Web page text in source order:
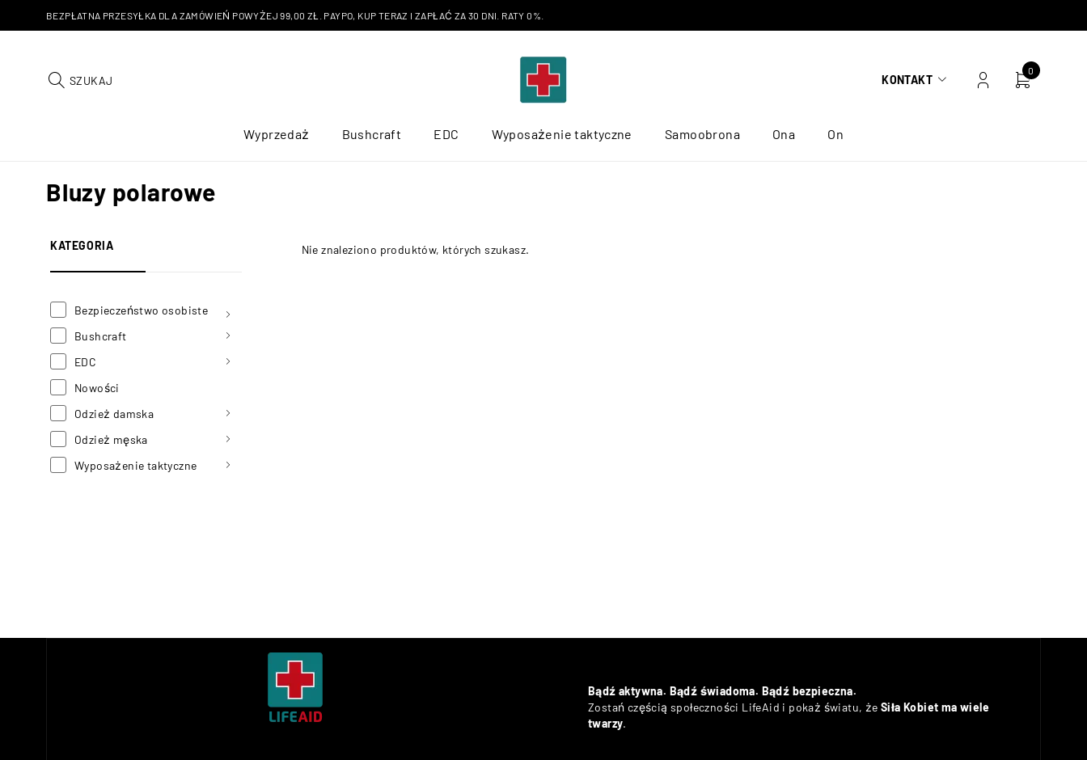
BEZPŁATNA PRZESYŁKA DLA ZAMÓWIEŃ POWYŻEJ 99,00 ZŁ. PAYPO, KUP TERAZ I ZAPŁAĆ ZA 30 DNI. RATY 0%.
SZUKAJ KONTAKT
0
Wyprzedaż Bushcraft EDC Wyposażenie taktyczne Samoobrona Ona On
Bluzy polarowe
KATEGORIA
Bezpieczeństwo osobiste
Bushcraft
EDC
Nowości
Odzież damska
Odzież męska
Wyposażenie taktyczne
Nie znaleziono produktów, których szukasz.
Bądź aktywna. Bądź świadoma. Bądź bezpieczna.
Zostań częścią społeczności LifeAid i pokaż światu, że Siła Kobiet ma wiele
twarzy.